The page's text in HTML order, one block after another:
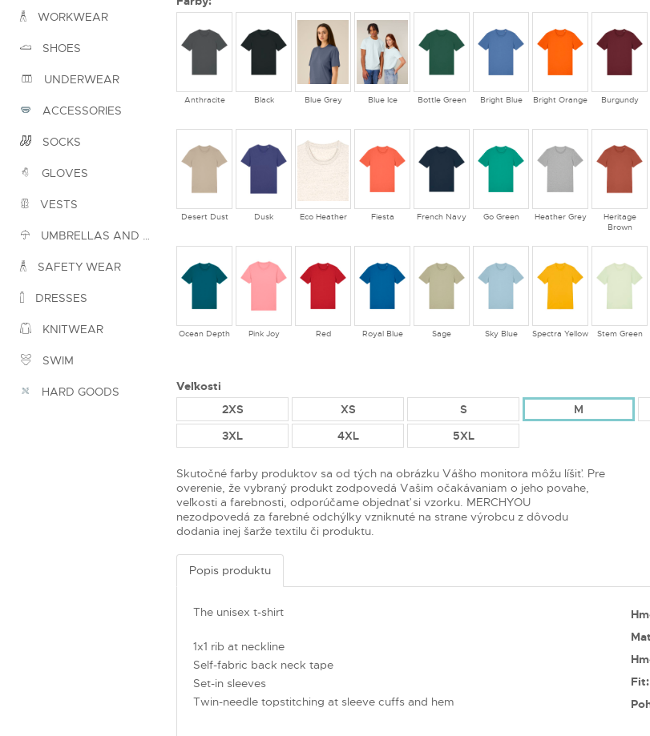
WORKWEAR
SHOES
UNDERWEAR
ACCESSORIES
SOCKS
GLOVES
VESTS
UMBRELLAS AND PONCHOS
SAFETY WEAR
DRESSES
KNITWEAR
SWIM
HARD GOODS
Anthracite Black Blue Grey Blue Ice Bottle Green Bright Blue Bright Orange Burgundy
Desert Dust Dusk Eco Heather Fiesta French Navy Go Green Heather Grey
Heritage
Brown
Ocean Depth Pink Joy Red Royal Blue Sage Sky Blue Spectra Yellow Stem Green
Veľkosti
2XS
XS S M
3XL
4XL 5XL
Skutočné farby produktov sa od tých na obrázku Vášho monitora môžu líšiť. Pre
overenie, že vybraný produkt zodpovedá Vašim očakávaniam o jeho povahe,
veľkosti a farebnosti, odporúčame objednať si vzorku. MERCHYOU
nezodpovedá za farebné odchýlky vzniknuté na strane výrobcu z dôvodu
dodania inej šarže textilu či produktu.
Popis produktu
The unisex t-shirt
1x1 rib at neckline
Self-fabric back neck tape
Set-in sleeves
Twin-needle topstitching at sleeve cuffs and hem
Fit: